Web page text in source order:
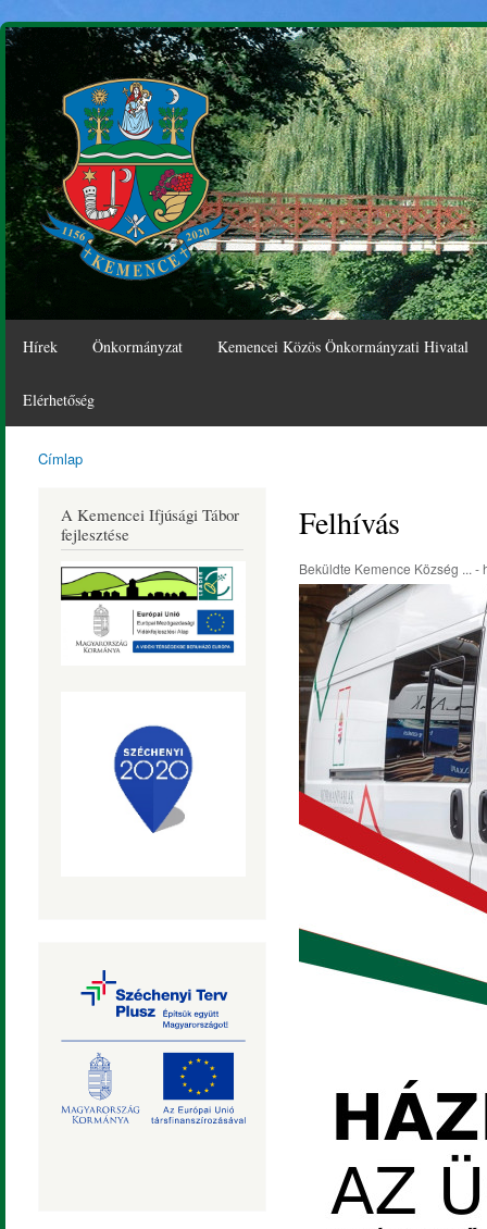
Hírek Önkormányzat Kemencei Közös Önkormányzati Hivatal
Elérhetőség
Kemence
Község
Honlapja
Címlap
A Kemencei Ifjúsági Tábor
fejlesztése
Felhívás
Beküldte Kemence Község ... -